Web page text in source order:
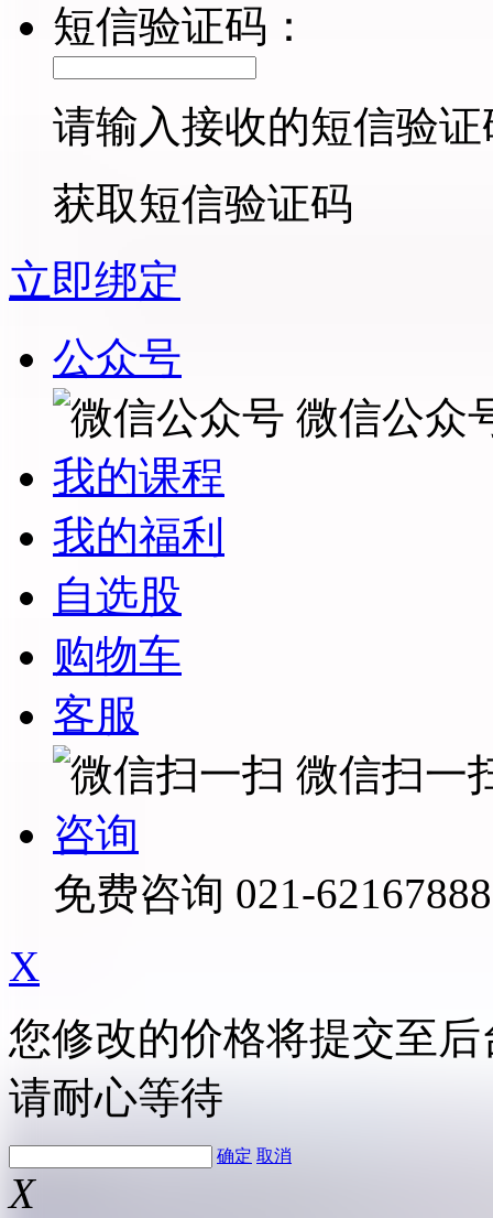
短信验证码：
请输入接收的短信验证
获取短信验证码
立即绑定
公众号
微信公众
我的课程
我的福利
自选股
购物车
客服
微信扫一
咨询
免费咨询 021-62167888
X
您修改的价格将提交至
请耐心等待
确定 取消
X